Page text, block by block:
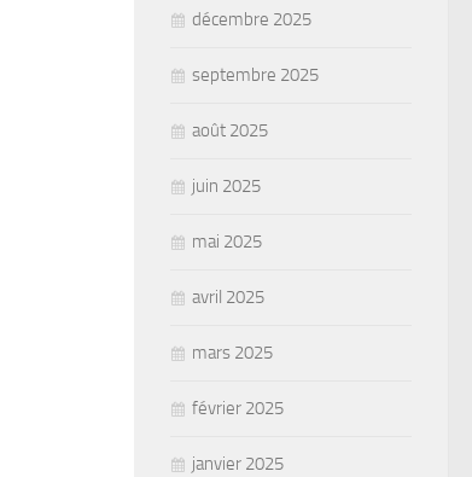
décembre 2025
septembre 2025
août 2025
juin 2025
mai 2025
avril 2025
mars 2025
février 2025
janvier 2025